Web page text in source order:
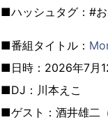
■ハッシュタグ：#
■番組タイトル：
■日時：2026年7月
■DJ：川本えこ
■ゲスト：酒井雄二